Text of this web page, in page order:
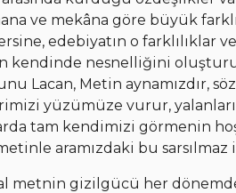
ve mekâna göre büyük
edebiyatın o farklılıklar
kendinde nesnelliğini
Lacan, Metin aynamızdır,
yüzümüze vurur,
tam kendimizi görmenin
aramızdaki bu
metnin gizilgücü her